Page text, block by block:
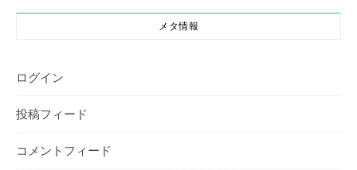
メタ情報
ログイン
投稿フィード
コメントフィード